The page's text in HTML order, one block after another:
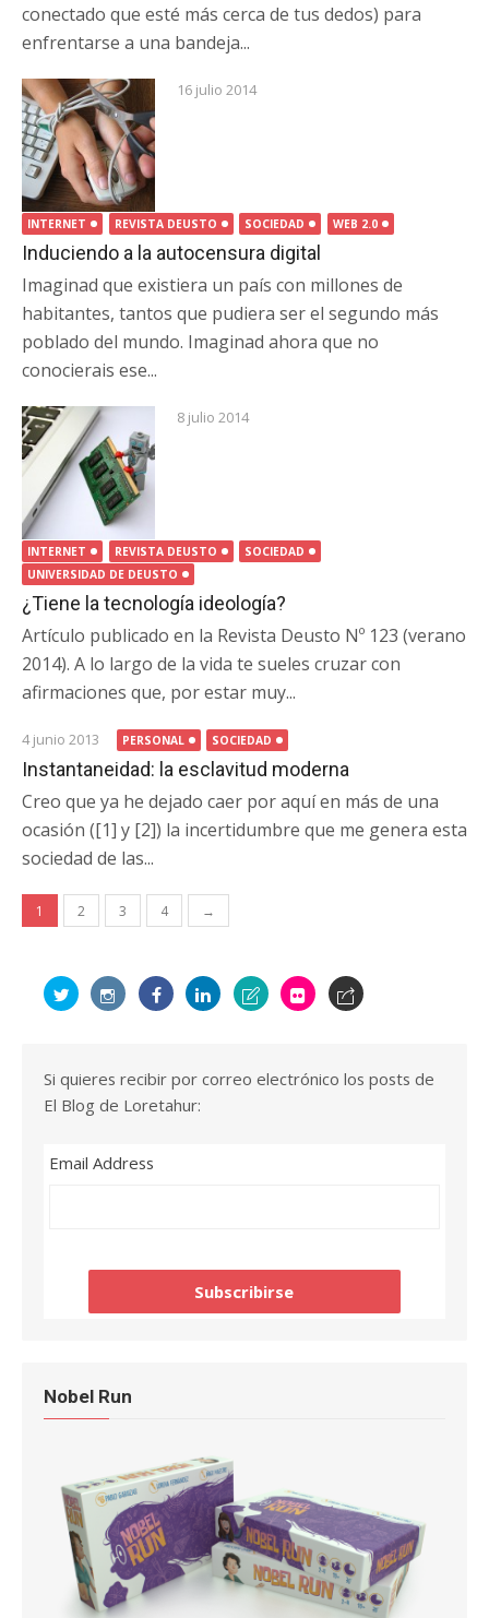
conectado que esté más cerca de tus dedos) para
enfrentarse a una bandeja...
16 julio 2014
INTERNET REVISTA DEUSTO SOCIEDAD WEB 2.0
Induciendo a la autocensura digital
Imaginad que existiera un país con millones de
habitantes, tantos que pudiera ser el segundo más
poblado del mundo. Imaginad ahora que no
conocierais ese...
8 julio 2014
INTERNET REVISTA DEUSTO
SOCIEDAD
UNIVERSIDAD DE DEUSTO
¿Tiene la tecnología ideología?
Artículo publicado en la Revista Deusto Nº 123 (verano
2014). A lo largo de la vida te sueles cruzar con
afirmaciones que, por estar muy...
4 junio 2013 PERSONAL SOCIEDAD
Instantaneidad: la esclavitud moderna
Creo que ya he dejado caer por aquí en más de una
ocasión ([1] y [2]) la incertidumbre que me genera esta
sociedad de las...
Navegación
de
1 2 3 4 →
Si quieres recibir por correo electrónico los posts de
El Blog de Loretahur:
Email Address
Nobel Run